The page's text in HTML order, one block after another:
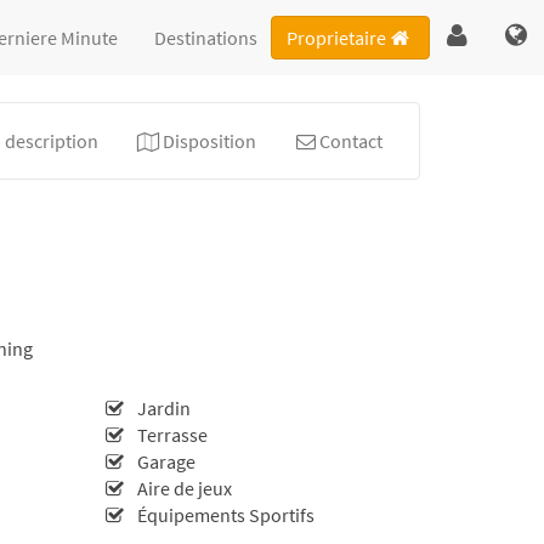
Proprietaire
Minute Destinations
description Disposition Contact
Jardin
Terrasse
Garage
Aire de jeux
Équipements Sportifs